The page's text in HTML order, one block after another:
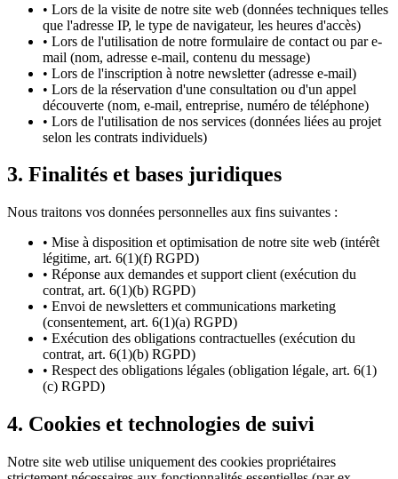
• Lors de la visite de notre site web (données techniques telles
que l'adresse IP, le type de navigateur, les heures d'accès)
• Lors de l'utilisation de notre formulaire de contact ou par e-
mail (nom, adresse e-mail, contenu du message)
• Lors de l'inscription à notre newsletter (adresse e-mail)
• Lors de la réservation d'une consultation ou d'un appel
découverte (nom, e-mail, entreprise, numéro de téléphone)
• Lors de l'utilisation de nos services (données liées au projet
selon les contrats individuels)
3. Finalités et bases juridiques
Nous traitons vos données personnelles aux fins suivantes :
• Mise à disposition et optimisation de notre site web (intérêt
légitime, art. 6(1)(f) RGPD)
• Réponse aux demandes et support client (exécution du
contrat, art. 6(1)(b) RGPD)
• Envoi de newsletters et communications marketing
(consentement, art. 6(1)(a) RGPD)
• Exécution des obligations contractuelles (exécution du
contrat, art. 6(1)(b) RGPD)
• Respect des obligations légales (obligation légale, art. 6(1)
(c) RGPD)
4. Cookies et technologies de suivi
Notre site web utilise uniquement des cookies propriétaires